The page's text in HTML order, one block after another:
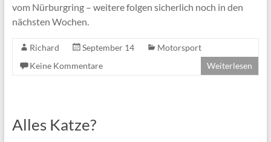
vom Nürburgring – weitere folgen sicherlich noch in den
nächsten Wochen.
Richard September 14
Motorsport
Keine Kommentare
Weiterlesen
Alles Katze?